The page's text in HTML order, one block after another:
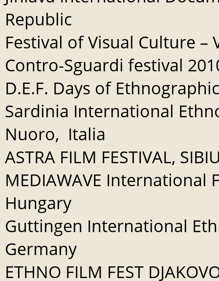
Republic
Festival of Visual Culture –
Contro-Sguardi festival
D.E.F. Days of
Sardinia International
Nuoro, Italia
ASTRA FILM FESTIVAL,
MEDIAWAVE International
Hungary
Guttingen International
Germany
ETHNO FILM FEST